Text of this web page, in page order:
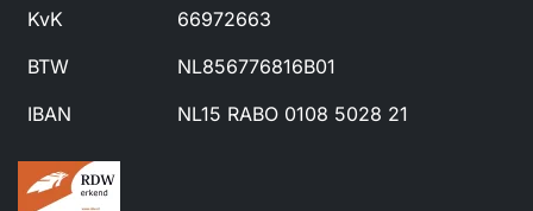
KvK
66972663
BTW
NL856776816B01
IBAN
NL15 RABO 0108 5028 21